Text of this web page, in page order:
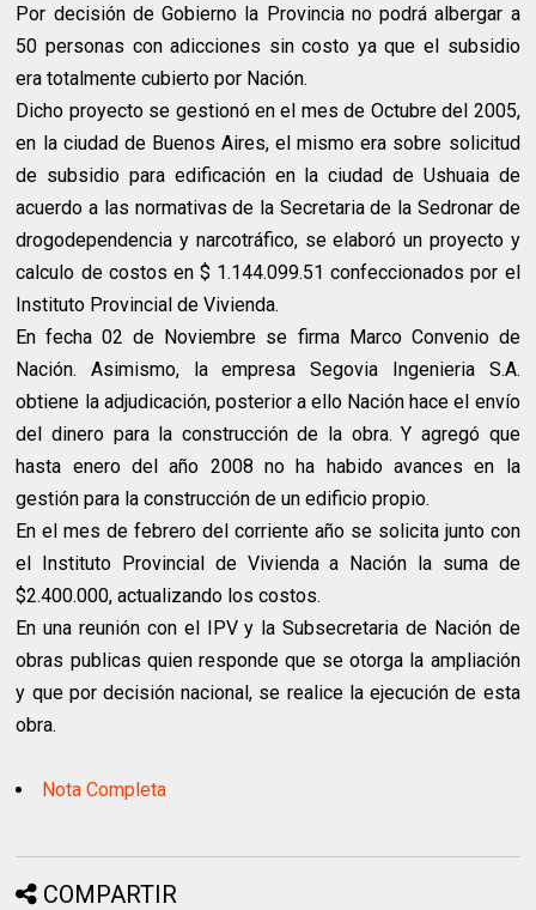
Por decisión de Gobierno la Provincia no podrá albergar a
50 personas con adicciones sin costo ya que el subsidio
era totalmente cubierto por Nación.
Dicho proyecto se gestionó en el mes de Octubre del 2005,
en la ciudad de Buenos Aires, el mismo era sobre solicitud
de subsidio para edificación en la ciudad de Ushuaia de
acuerdo a las normativas de la Secretaria de la Sedronar de
drogodependencia y narcotráfico, se elaboró un proyecto y
calculo de costos en $ 1.144.099.51 confeccionados por el
Instituto Provincial de Vivienda.
En fecha 02 de Noviembre se firma Marco Convenio de
Nación. Asimismo, la empresa Segovia Ingenieria S.A.
obtiene la adjudicación, posterior a ello Nación hace el envío
del dinero para la construcción de la obra. Y agregó que
hasta enero del año 2008 no ha habido avances en la
gestión para la construcción de un edificio propio.
En el mes de febrero del corriente año se solicita junto con
el Instituto Provincial de Vivienda a Nación la suma de
$2.400.000, actualizando los costos.
En una reunión con el IPV y la Subsecretaria de Nación de
obras publicas quien responde que se otorga la ampliación
y que por decisión nacional, se realice la ejecución de esta
obra.
Nota Completa
COMPARTIR